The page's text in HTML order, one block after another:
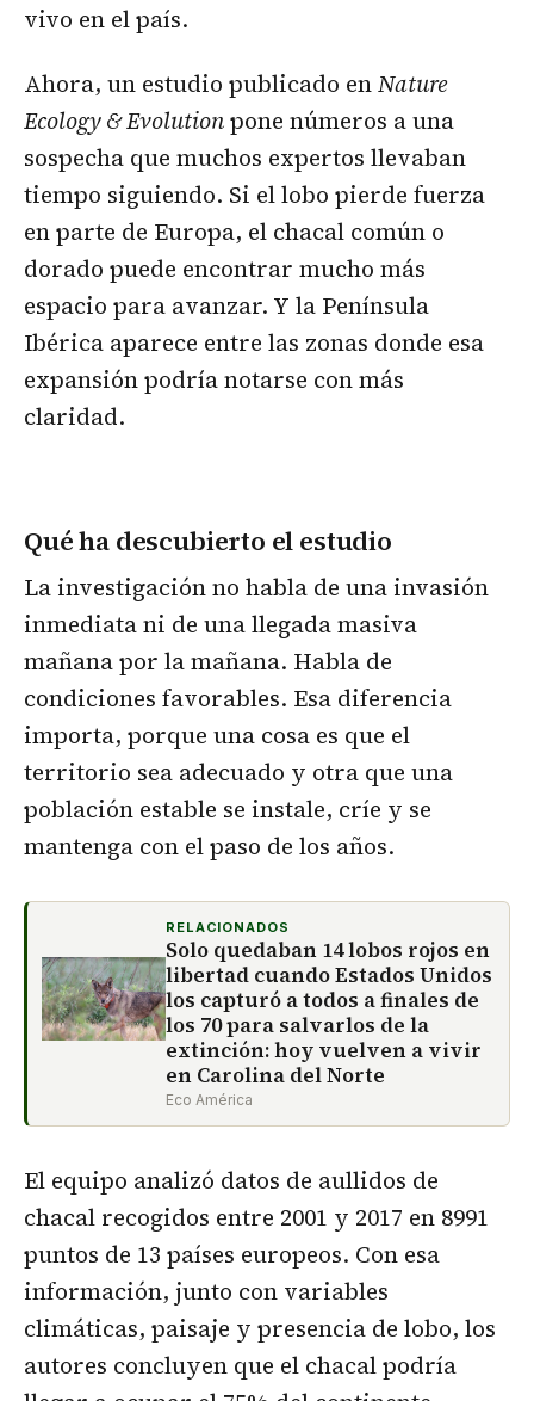
vivo en el país.
Ahora, un estudio publicado enNature
Ecology & Evolutionpone números a una
sospecha que muchos expertos llevaban
tiempo siguiendo. Si el lobo pierde fuerza
en parte de Europa, el chacal común o
dorado puede encontrar mucho más
espacio para avanzar. Y la Península
Ibérica aparece entre las zonas donde esa
expansión podría notarse con más
claridad.
Qué ha descubierto el estudio
La investigación no habla de una invasión
inmediata ni de una llegada masiva
mañana por la mañana. Habla de
condiciones favorables. Esa diferencia
importa, porque una cosa es que el
territorio sea adecuado y otra que una
población estable se instale, críe y se
mantenga con el paso de los años.
RELACIONADOS
Solo quedaban 14 lobos rojos en
libertad cuando Estados Unidos
los capturó a todos a finales de
los 70 para salvarlos de la
extinción: hoy vuelven a vivir
en Carolina del Norte
Eco América
El equipo analizó datos de aullidos de
chacal recogidos entre 2001 y 2017 en 8991
puntos de 13 países europeos. Con esa
información, junto con variables
climáticas, paisaje y presencia de lobo, los
autores concluyen que el chacal podría